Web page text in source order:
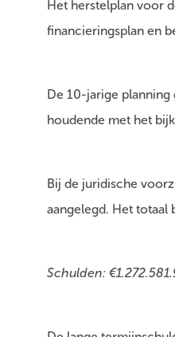
Het herstelplan voor
financieringsplan en
De 10-jarige
houdende met het
Bij de juridische
aangelegd. Het totaal
Schulden: